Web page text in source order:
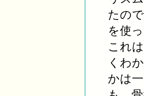
たの
を使
これ
くわ
かは